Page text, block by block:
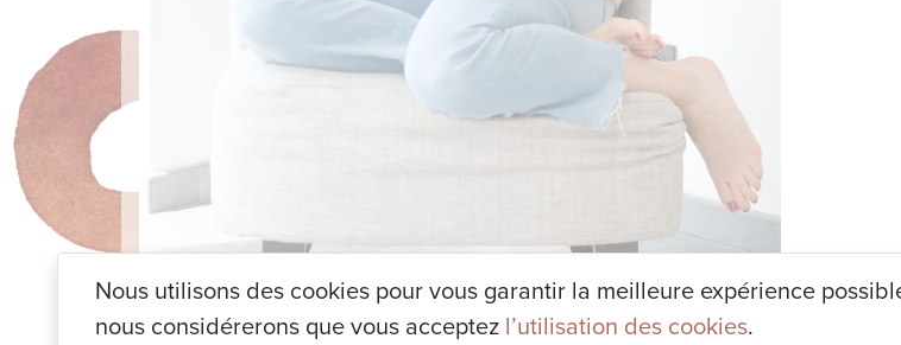
BOOK DECO| Coach DECO|Conseil DECO |Décoration événementielle
Nous utilisons des cookies pour vous garantir la meilleure expérience
nous considérerons que vous acceptez l’utilisation des cookies.